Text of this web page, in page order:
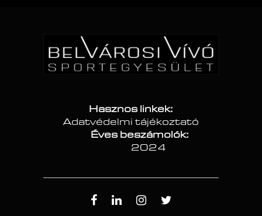
Hasznos linkek:
Adatvédelmi tájékoztató
Éves beszámolók:
2024